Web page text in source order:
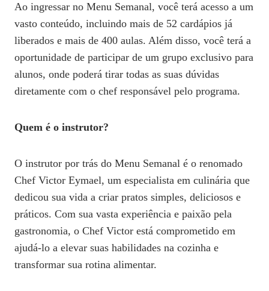
Ao ingressar no Menu Semanal, você terá acesso a um
vasto conteúdo, incluindo mais de 52 cardápios já
liberados e mais de 400 aulas. Além disso, você terá a
oportunidade de participar de um grupo exclusivo para
alunos, onde poderá tirar todas as suas dúvidas
diretamente com o chef responsável pelo programa.
Quem é o instrutor?
O instrutor por trás do Menu Semanal é o renomado
Chef Victor Eymael, um especialista em culinária que
dedicou sua vida a criar pratos simples, deliciosos e
práticos. Com sua vasta experiência e paixão pela
gastronomia, o Chef Victor está comprometido em
ajudá-lo a elevar suas habilidades na cozinha e
transformar sua rotina alimentar.